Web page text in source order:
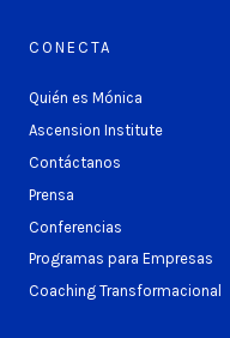
CONECTA
Quién es Mónica
Ascension Institute
Contáctanos
Prensa
Conferencias
Programas para Empresas
Coaching Transformacional